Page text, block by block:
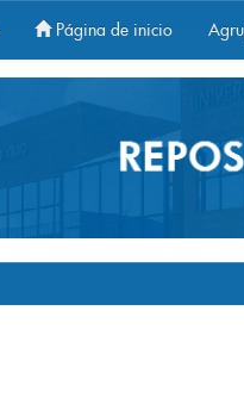
Página de inicio